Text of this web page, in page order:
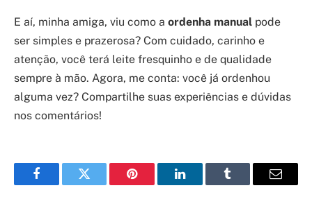
E aí, minha amiga, viu como a ordenha manual pode
ser simples e prazerosa? Com cuidado, carinho e
atenção, você terá leite fresquinho e de qualidade
sempre à mão. Agora, me conta: você já ordenhou
alguma vez? Compartilhe suas experiências e dúvidas
nos comentários!
FacebookTwitter Pinterest LinkedInTumblr Email